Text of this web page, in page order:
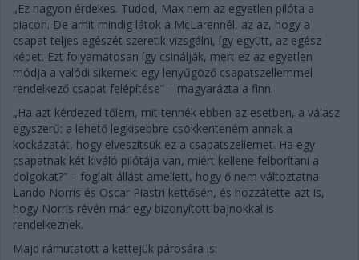
„Ez nagyon érdekes. Tudod, Max nem az egyetlen pilóta a
piacon. De amit mindig látok a McLarennél, az az, hogy a
csapat teljes egészét szeretik vizsgálni, így együtt, az egész
képet. Ezt folyamatosan így csinálják, mert ez az egyetlen
módja a valódi sikernek: egy lenyűgöző csapatszellemmel
rendelkező csapat felépítése” – magyarázta a finn.
„Ha azt kérdezed tőlem, mit tennék ebben az esetben, a válasz
egyszerű: a lehető legkisebbre csökkenteném annak a
kockázatát, hogy elveszítsük ez a csapatszellemet. Ha egy
csapatnak két kiváló pilótája van, miért kellene felborítani a
dolgokat?” – foglalt állást amellett, hogy ő nem változtatna
Lando Norris és Oscar Piastri kettősén, és hozzátette azt is,
hogy Norris révén már egy bizonyított bajnokkal is
rendelkeznek.
Majd rámutatott a kettejük párosára is: